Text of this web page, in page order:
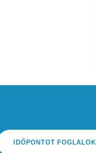
IDŐPONTOT FOGLALOK